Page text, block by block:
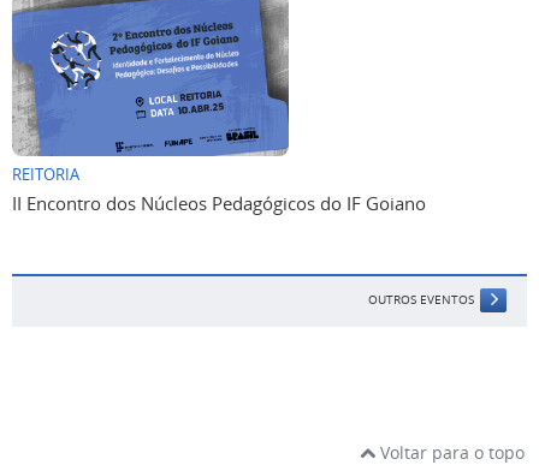
REITORIA
II Encontro dos Núcleos Pedagógicos do IF Goiano
OUTROS EVENTOS
Voltar para o topo